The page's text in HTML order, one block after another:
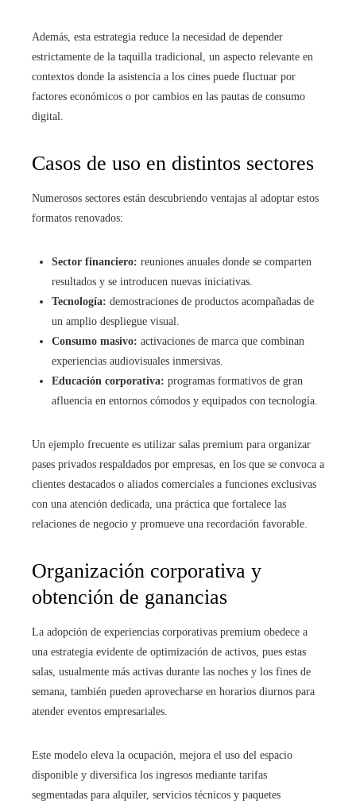
Además, esta estrategia reduce la necesidad de depender
estrictamente de la taquilla tradicional, un aspecto relevante en
contextos donde la asistencia a los cines puede fluctuar por
factores económicos o por cambios en las pautas de consumo
digital.
Casos de uso en distintos sectores
Numerosos sectores están descubriendo ventajas al adoptar estos
formatos renovados:
Sector financiero: reuniones anuales donde se comparten
resultados y se introducen nuevas iniciativas.
Tecnología: demostraciones de productos acompañadas de
un amplio despliegue visual.
Consumo masivo: activaciones de marca que combinan
experiencias audiovisuales inmersivas.
Educación corporativa: programas formativos de gran
afluencia en entornos cómodos y equipados con tecnología.
Un ejemplo frecuente es utilizar salas premium para organizar
pases privados respaldados por empresas, en los que se convoca a
clientes destacados o aliados comerciales a funciones exclusivas
con una atención dedicada, una práctica que fortalece las
relaciones de negocio y promueve una recordación favorable.
Organización corporativa y
obtención de ganancias
La adopción de experiencias corporativas premium obedece a
una estrategia evidente de optimización de activos, pues estas
salas, usualmente más activas durante las noches y los fines de
semana, también pueden aprovecharse en horarios diurnos para
atender eventos empresariales.
Este modelo eleva la ocupación, mejora el uso del espacio
disponible y diversifica los ingresos mediante tarifas
segmentadas para alquiler, servicios técnicos y paquetes